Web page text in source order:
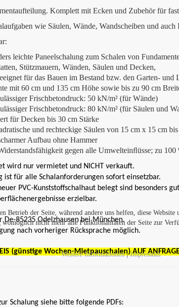
Komplett mit Ecken und Zubehör für fast
wie Säulen, Wände, Wandscheiben und auch
leichte Paneelschalung zum Schalen von
Stützmauern, Wänden, Säulen und Decken,
für das Bauen im Bestand bzw. den Garten- und
mit 60 cm und 135 cm Höhe sowie bis zu 90 cm
Frischbetondruck: 50 kN/m² (für Wände)
Frischbetondruck: 80 kN/m² (für Säulen und
für Decken bis 30 cm Stärke
und rechteckige Säulen von 15 cm x 15 cm
Aufbau ohne Hammer
gegen alle Umwelteinﬂüsse; zu 100
wird nur vermietet und NICHT verkauft.
ist für alle Schalanforderungen sofort einsetzbar.
PVC-Kunststoffschalhaut belegt sind besonders
erzielbar.
De-85235 Odelzhausen bei München.
nach vorheriger Rücksprache möglich.
(günstige Wochen-Mietpauschalen) AUF
Schalung siehe bitte folgende PDFs:
der Seite, während andere uns helfen, diese
nicht mehr alle Funktionalitäten der Seite zur
Weitere Informationen|Impressum